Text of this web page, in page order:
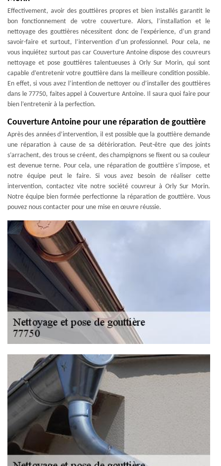
Effectivement, avoir des gouttières propres et bien installés garantit le
bon fonctionnement de votre couverture. Alors, l’installation et le
nettoyage des gouttières nécessitent donc de l’expérience, d’un grand
savoir-faire et surtout, l’intervention d’un professionnel. Pour cela, ne
vous inquiétez surtout pas car Couverture Antoine dispose des couvreurs
nettoyage et pose gouttières talentueuses à Orly Sur Morin, qui sont
capable d’entretenir votre gouttière dans la meilleure condition possible.
En effet, si vous avez l’intention de nettoyer ou d’installer des gouttières
dans le 77750, faites appel à Couverture Antoine. Il saura quoi faire pour
bien l’entretenir à la perfection.
Couverture Antoine pour une réparation de gouttière
Après des années d’intervention, il est possible que la gouttière demande
une réparation à cause de sa détérioration. Peut-être que des joints
s’arrachent, des trous se créent, des champignons se fixent ou sa couleur
est devenue terne. Pour cela, une réparation de gouttière s’impose, et
notre équipe peut le faire. Si vous avez besoin de réaliser cette
intervention, contactez vite notre société couvreur à Orly Sur Morin.
Notre équipe bien formée perfectionne la réparation de gouttière. Vous
pouvez nous contacter pour une mise en œuvre réussie.